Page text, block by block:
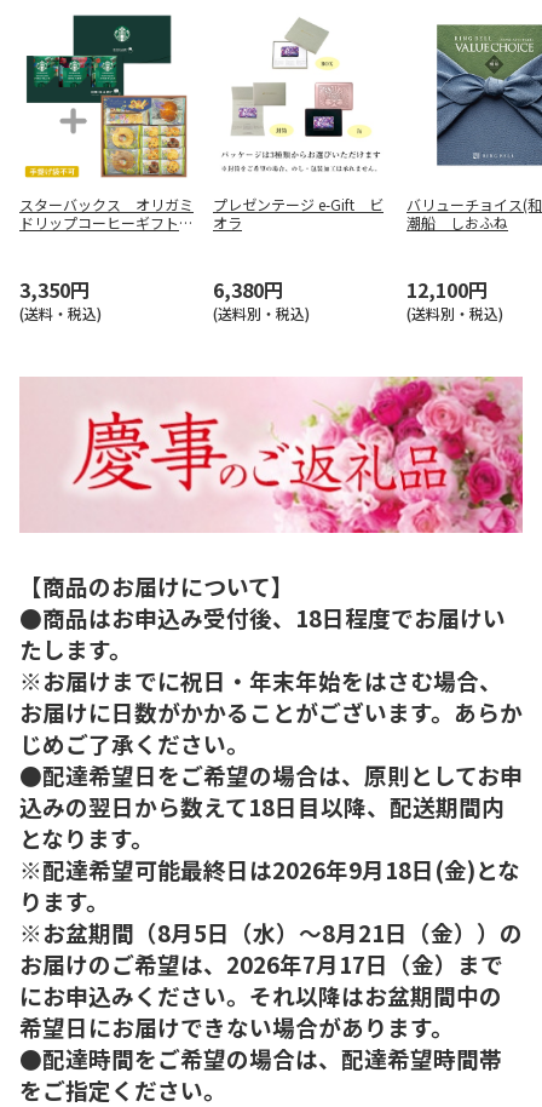
スターバックス オリガミ
ドリップコーヒーギフト＋
3,350円
(送料・税込)
プレゼンテージ e-Gift ビ
オラ
6,380円
(送料別・税込)
バリューチョイス
潮船 しおふね
12,100円
(送料別・税込)
【商品のお届けについて】
●商品はお申込み受付後、18日程度でお届けい
たします。
※お届けまでに祝日・年末年始をはさむ場合、
お届けに日数がかかることがございます。あらか
じめご了承ください。
●配達希望日をご希望の場合は、原則としてお申
込みの翌日から数えて18日目以降、配送期間内
となります。
※配達希望可能最終日は2026年9月18日(金)とな
ります。
※お盆期間（8月5日（水）～8月21日（金））の
お届けのご希望は、2026年7月17日（金）まで
にお申込みください。それ以降はお盆期間中の
希望日にお届けできない場合があります。
●配達時間をご希望の場合は、配達希望時間帯
をご指定ください。